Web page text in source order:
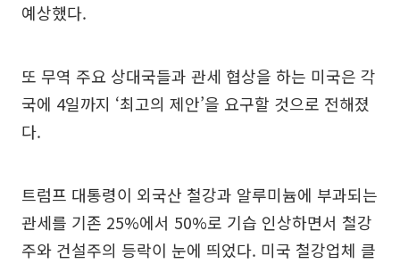
예상했다.
또 무역 주요 상대국들과 관세 협상을 하는 미국은 각
국에 4일까지 ‘최고의 제안’을 요구할 것으로 전해졌
다.
트럼프 대통령이 외국산 철강과 알루미늄에 부과되는
관세를 기존 25%에서 50%로 기습 인상하면서 철강
주와 건설주의 등락이 눈에 띄었다. 미국 철강업체 클